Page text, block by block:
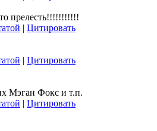
прелесть!!!!!!!!!!!
| Цитировать
| Цитировать
Мэган Фокс и т.п.
| Цитировать